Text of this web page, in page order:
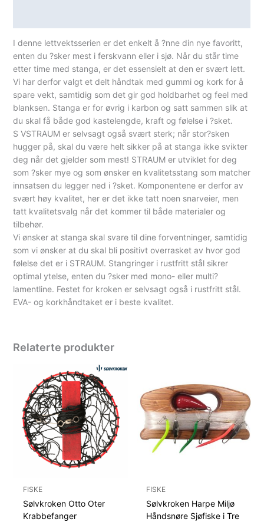
I denne lettvektsserien er det enkelt å ?nne din nye favoritt,
enten du ?sker mest i ferskvann eller i sjø. Når du står time
etter time med stanga, er det essensielt at den er svært lett.
Vi har derfor valgt et delt håndtak med gummi og kork for å
spare vekt, samtidig som det gir god holdbarhet og feel med
blanksen. Stanga er for øvrig i karbon og satt sammen slik at
du skal få både god kastelengde, kraft og følelse i ?sket.
S VSTRAUM er selvsagt også svært sterk; når stor?sken
hugger på, skal du være helt sikker på at stanga ikke svikter
deg når det gjelder som mest! STRAUM er utviklet for deg
som ?sker mye og som ønsker en kvalitetsstang som matcher
innsatsen du legger ned i ?sket. Komponentene er derfor av
svært høy kvalitet, her er det ikke tatt noen snarveier, men
tatt kvalitetsvalg når det kommer til både materialer og
tilbehør.
Vi ønsker at stanga skal svare til dine forventninger, samtidig
som vi ønsker at du skal bli positivt overrasket av hvor god
følelse det er i STRAUM. Stangringer i rustfritt stål sikrer
optimal ytelse, enten du ?sker med mono- eller multi?
lamentline. Festet for kroken er selvsagt også i rustfritt stål.
EVA- og korkhåndtaket er i beste kvalitet.
Relaterte produkter
FISKE
Sølvkroken Otto Oter
Krabbefanger
FISKE
Sølvkroken Harpe Miljø
Håndsnøre Sjøfiske i Tre